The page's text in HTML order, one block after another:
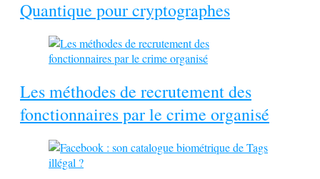
Quantique pour cryptographes
Les méthodes de recrutement des
fonctionnaires par le crime organisé